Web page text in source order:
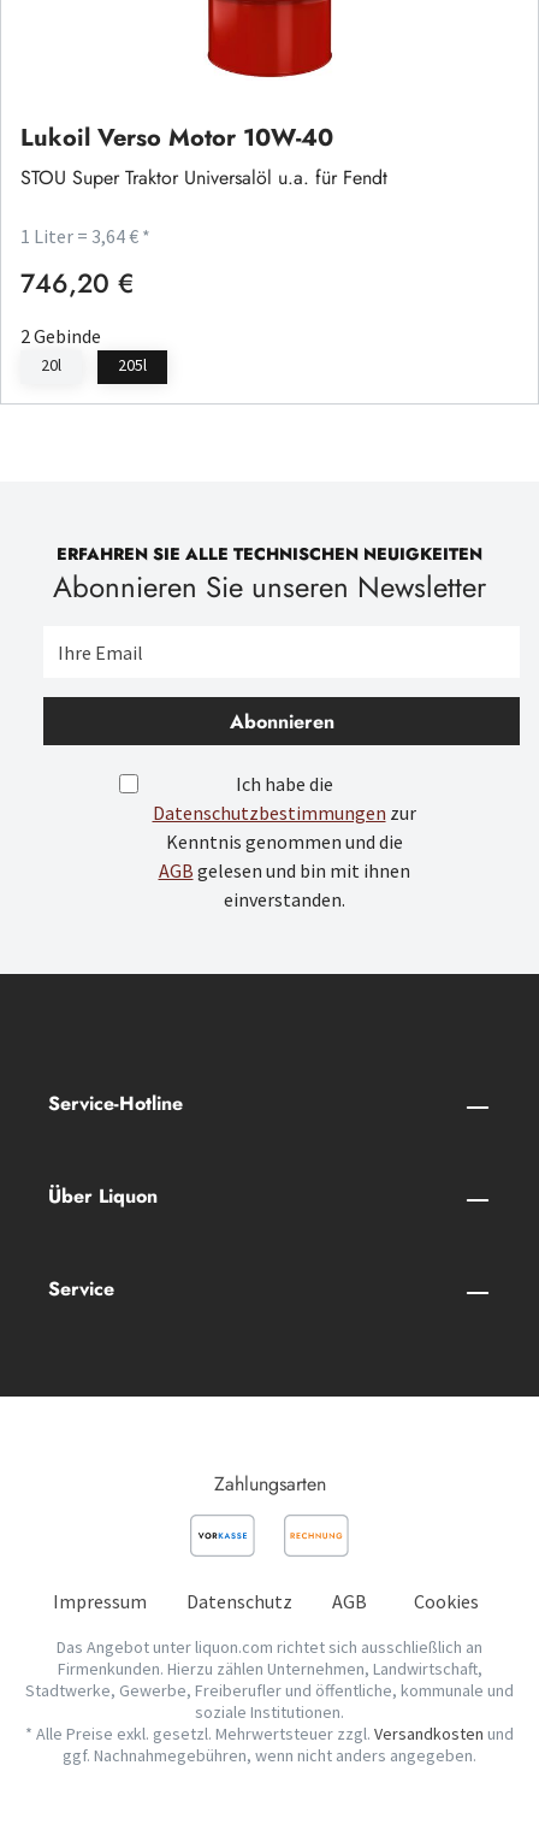
Lukoil Verso Motor 10W-40
STOU Super Traktor Universalöl u.a. für Fendt
1 Liter = 3,64 € *
Regulärer Preis:
746,20 €
2 Gebinde
20l 205l
ERFAHREN SIE ALLE TECHNISCHEN NEUIGKEITEN
Abonnieren Sie unseren Newsletter
Abonnieren
Ich habe die
Datenschutzbestimmungen zur
Kenntnis genommen und die
AGB gelesen und bin mit ihnen
einverstanden.
Service-Hotline
Über Liquon
Service
Zahlungsarten
Impressum Datenschutz AGB Cookies
Das Angebot unter liquon.com richtet sich ausschließlich an
Firmenkunden. Hierzu zählen Unternehmen, Landwirtschaft,
Stadtwerke, Gewerbe, Freiberufler und öffentliche, kommunale und
soziale Institutionen.
* Alle Preise exkl. gesetzl. Mehrwertsteuer zzgl. Versandkosten und
ggf. Nachnahmegebühren, wenn nicht anders angegeben.